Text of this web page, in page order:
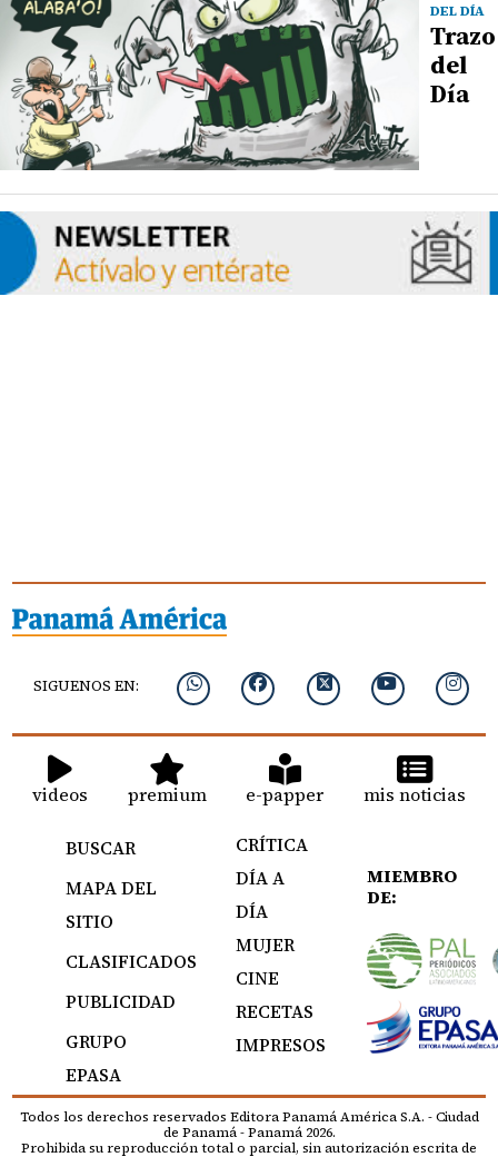
DEL DÍA
Trazo
del
Día
SIGUENOS EN:
videos premium e-papper mis noticias
BUSCAR
MAPA DEL
SITIO
CLASIFICADOS
PUBLICIDAD
GRUPO
EPASA
CRÍTICA
DÍA A
DÍA
MUJER
CINE
RECETAS
IMPRESOS
MIEMBRO
DE:
Todos los derechos reservados Editora Panamá América S.A. - Ciudad
de Panamá - Panamá 2026.
Prohibida su reproducción total o parcial, sin autorización escrita de